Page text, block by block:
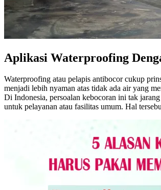
Aplikasi Waterproofing
Waterproofing atau pelapis antibocor cukup
menjadi lebih nyaman atas tidak ada air yang
Di Indonesia, persoalan kebocoran ini tak
untuk pelayanan atau fasilitas umum. Hal